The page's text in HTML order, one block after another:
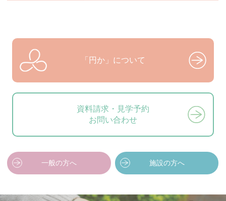
「円か」について
資料請求・見学予約
お問い合わせ
一般の方へ 施設の方へ